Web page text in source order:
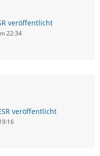
veröffentlicht
22:34
veröffentlicht